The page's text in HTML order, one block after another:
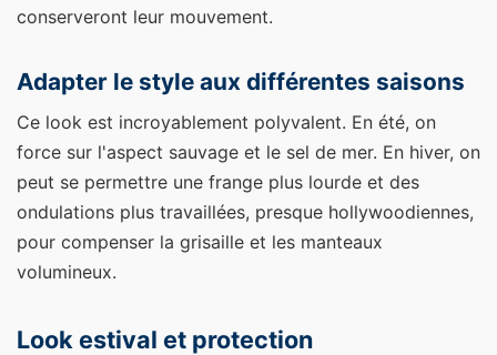
conserveront leur mouvement.
Adapter le style aux différentes saisons
Ce look est incroyablement polyvalent. En été, on
force sur l'aspect sauvage et le sel de mer. En hiver, on
peut se permettre une frange plus lourde et des
ondulations plus travaillées, presque hollywoodiennes,
pour compenser la grisaille et les manteaux
volumineux.
Look estival et protection